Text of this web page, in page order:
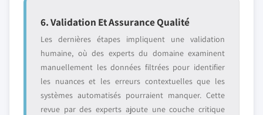
6. Validation Et Assurance Qualité
Les dernières étapes impliquent une validation
humaine, où des experts du domaine examinent
manuellement les données filtrées pour identifier
les nuances et les erreurs contextuelles que les
systèmes automatisés pourraient manquer. Cette
revue par des experts ajoute une couche critique